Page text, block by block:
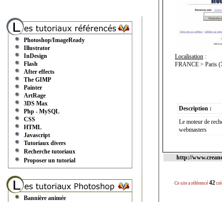
Photoshop/ImageReady
Illustrator
InDesign
Flash
After effects
The GIMP
Painter
ArtRage
3DS Max
Php - MySQL
CSS
HTML
Javascript
Tutoriaux divers
Recherche tutoriaux
Proposer un tutorial
Bannière animée
Localisation :
FRANCE > Paris
Description :
Le moteur de
webmasters
http://
Ce site a référencé 42